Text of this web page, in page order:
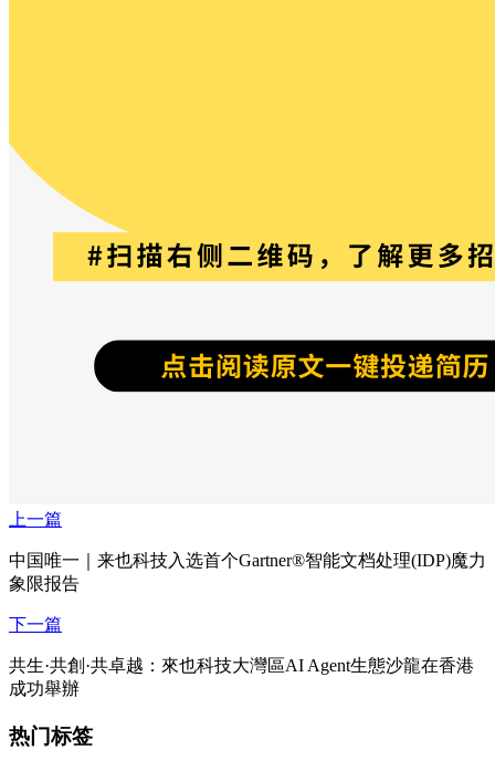
上一篇
中国唯一｜来也科技入选首个Gartner®智能文档处理(IDP)魔力
象限报告
下一篇
共生·共創·共卓越：來也科技大灣區AI Agent生態沙龍在香港
成功舉辦
热门标签